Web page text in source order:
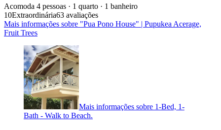
Acomoda 4 pessoas · 1 quarto · 1 banheiro
10Extraordinária63 avaliações
Mais informações sobre "Pua Pono House" | Pupukea Acerage,
Fruit Trees
Mais informações sobre 1-Bed, 1-
Bath - Walk to Beach.